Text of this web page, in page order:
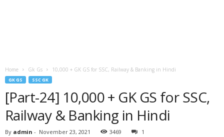
Home Gk Gs 10,000 + GK GS for SSC, Railway & Banking in Hindi
GK GS SSC GK
[Part-24] 10,000 + GK GS for SSC,
Railway & Banking in Hindi
By admin - November 23, 2021 3469 1